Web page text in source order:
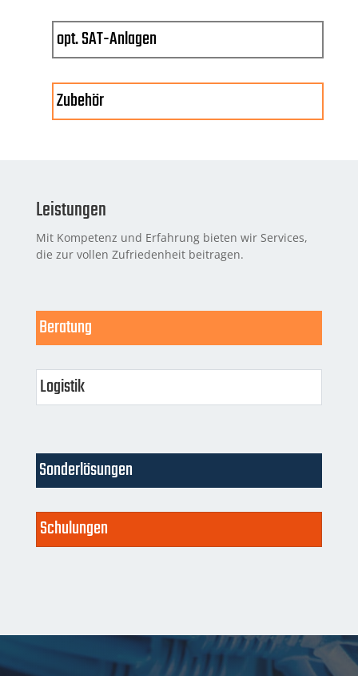
opt. SAT-Anlagen
Zubehör
Leistungen
Mit Kompetenz und Erfahrung bieten wir Services,
die zur vollen Zufriedenheit beitragen.
Beratung
Logistik
Sonderlösungen
Schulungen